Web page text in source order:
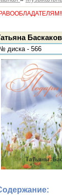
диска - 566